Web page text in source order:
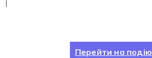
Перейти на подію